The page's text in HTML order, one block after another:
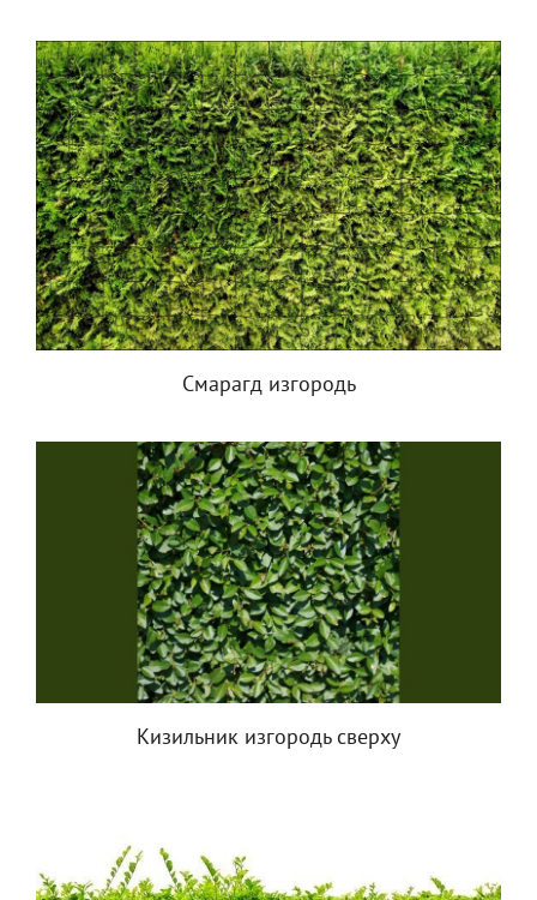
Смарагд изгородь
Кизильник изгородь сверху